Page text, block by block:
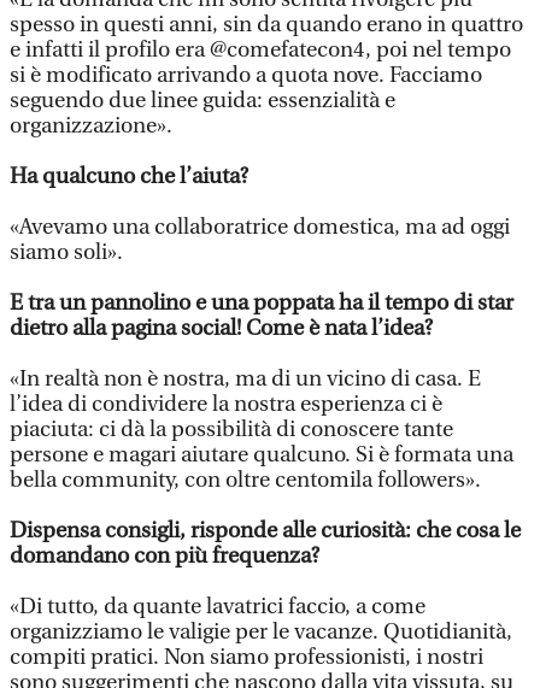
spesso in questi anni, sin da quando erano in quattro
e infatti il profilo era @comefatecon4, poi nel tempo
si è modificato arrivando a quota nove. Facciamo
seguendo due linee guida: essenzialità e
organizzazione».
Ha qualcuno che l’aiuta?
«Avevamo una collaboratrice domestica, ma ad oggi
siamo soli».
E tra un pannolino e una poppata ha il tempo di star
dietro alla pagina social! Come è nata l’idea?
«In realtà non è nostra, ma di un vicino di casa. E
l’idea di condividere la nostra esperienza ci è
piaciuta: ci dà la possibilità di conoscere tante
persone e magari aiutare qualcuno. Si è formata una
bella community, con oltre centomila followers».
Dispensa consigli, risponde alle curiosità: che cosa le
domandano con più frequenza?
«Di tutto, da quante lavatrici faccio, a come
organizziamo le valigie per le vacanze. Quotidianità,
compiti pratici. Non siamo professionisti, i nostri
sono suggerimenti che nascono dalla vita vissuta, su